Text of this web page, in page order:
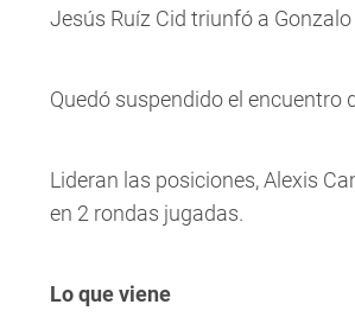
Jesús Ruíz Cid triunfó a
Quedó suspendido el encuentro
Lideran las posiciones, Alexis
en 2 rondas jugadas.
Lo que viene